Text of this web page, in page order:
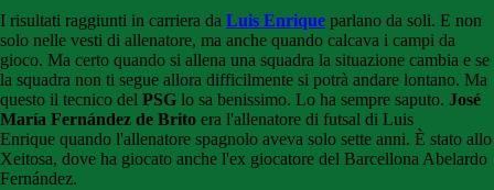
I risultati raggiunti in carriera da Luis Enrique parlano da soli. E non
solo nelle vesti di allenatore, ma anche quando calcava i campi da
gioco. Ma certo quando si allena una squadra la situazione cambia e se
la squadra non ti segue allora difficilmente si potrà andare lontano. Ma
questo il tecnico del PSG lo sa benissimo. Lo ha sempre saputo. José
María Fernández de Brito era l'allenatore di futsal di Luis
Enrique quando l'allenatore spagnolo aveva solo sette anni. È stato allo
Xeitosa, dove ha giocato anche l'ex giocatore del Barcellona Abelardo
Fernández.